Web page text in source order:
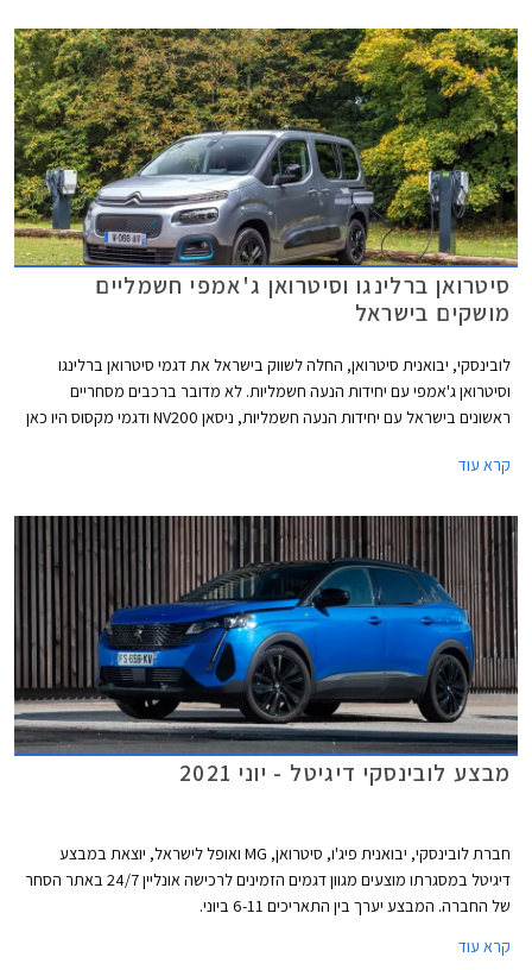
סיטרואן ברלינגו וסיטרואן ג'אמפי חשמליים
מושקים בישראל
לובינסקי, יבואנית סיטרואן, החלה לשווק בישראל את דגמי סיטרואן ברלינגו
וסיטרואן ג'אמפי עם יחידות הנעה חשמליות. לא מדובר ברכבים מסחריים
ראשונים בישראל עם יחידות הנעה חשמליות, ניסאן NV200 ודגמי מקסוס היו כאן
לראשונה עם אפשרות ליחידות הנעה חשמליות נקיות מזיהום, וחשוב מכך עבור
הדגמים יוצעו עם אחריות יצרן ל- 3 שנים או עד 100,000 ק"מ. לסוללות אחריות
מורחבת ל- 8 שנים או עד 160,000 ק"מ.
קרא עוד
מבצע לובינסקי דיגיטל - יוני 2021
חברת לובינסקי, יבואנית פיג'ו, סיטרואן, MG ואופל לישראל, יוצאת במבצע
דיגיטל במסגרתו מוצעים מגוון דגמים הזמינים לרכישה אונליין 24/7 באתר הסחר
של החברה. המבצע יערך בין התאריכים 6-11 ביוני.
קרא עוד